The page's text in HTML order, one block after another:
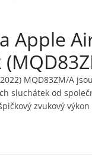
Apple
MQD83ZM/A
sluchátek od
zvukový výkon